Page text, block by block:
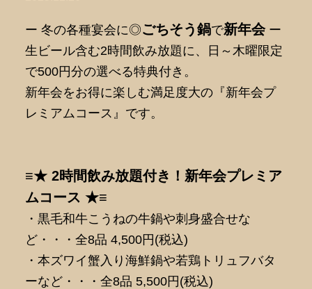
ー 冬の各種宴会に◎ごちそう鍋で新年会ー
生ビール含む2時間飲み放題に、日～木曜限定
で500円分の選べる特典付き。
新年会をお得に楽しむ満足度大の『新年会プ
レミアムコース』です。
≡★ 2時間飲み放題付き！新年会プレミア
ムコース ★≡
・黒毛和牛こうねの牛鍋や刺身盛合せな
ど・・・全8品 4,500円(税込)
・本ズワイ蟹入り海鮮鍋や若鶏トリュフバタ
ーなど・・・全8品 5,500円(税込)